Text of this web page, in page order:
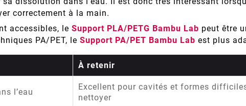
correctement à la main.
accessibles, leSupport PLA/PETG Bambu Lab peut être
PA/PET, leSupport PA/PET Bambu Lab est plus
À retenir
l’eau
Excellent pour cavités et formes
nettoyer